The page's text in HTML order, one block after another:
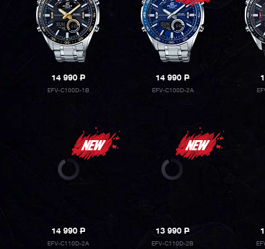
14 990P
EFV-C100D-1B
14 990P
EFV-C100D-2A
14 990P
EFV-C110D-2A
13 990P
EFV-C110D-2B